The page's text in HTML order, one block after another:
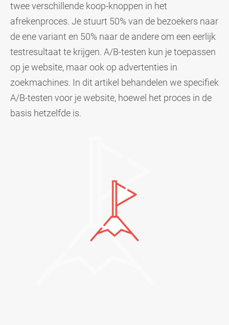
twee verschillende koop-knoppen in het
afrekenproces. Je stuurt 50% van de bezoekers naar
de ene variant en 50% naar de andere om een eerlijk
testresultaat te krijgen. A/B-testen kun je toepassen
op je website, maar ook op advertenties in
zoekmachines. In dit artikel behandelen we specifiek
A/B-testen voor je website, hoewel het proces in de
basis hetzelfde is.